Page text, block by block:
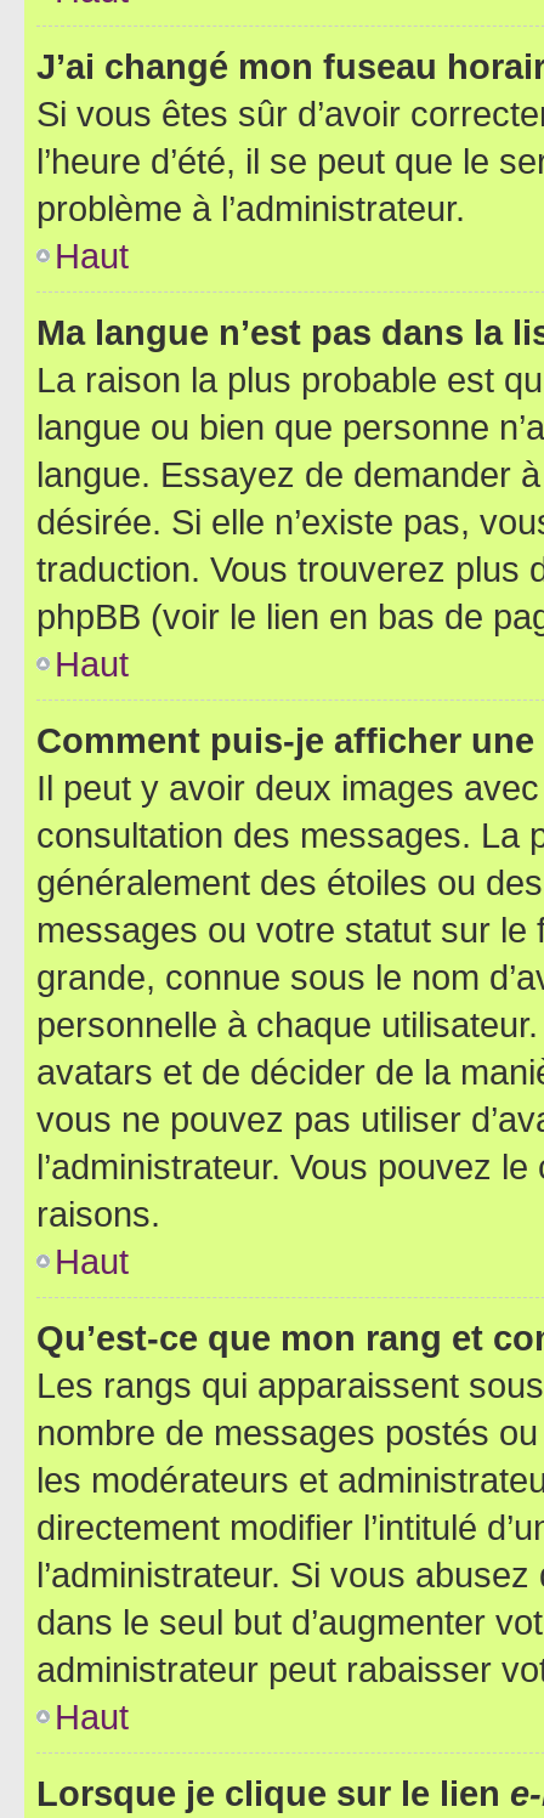
J’ai changé mon fuseau
Si vous êtes sûr d’avoir
l’heure d’été, il se peut que le
problème à l’administrateur.
Haut
Ma langue n’est pas dans la
La raison la plus probable est
langue ou bien que personne
langue. Essayez de demander
désirée. Si elle n’existe pas,
traduction. Vous trouverez plus
phpBB (voir le lien en bas de
Haut
Comment puis-je afficher
Il peut y avoir deux images
consultation des messages. La
généralement des étoiles ou
messages ou votre statut sur
grande, connue sous le nom
personnelle à chaque utilisateur.
avatars et de décider de la
vous ne pouvez pas utiliser
l’administrateur. Vous pouvez
raisons.
Haut
Qu’est-ce que mon rang et
Les rangs qui apparaissent
nombre de messages postés
les modérateurs et
directement modifier l’intitulé
l’administrateur. Si vous
dans le seul but d’augmenter
administrateur peut rabaisser
Haut
Lorsque je clique sur le lien